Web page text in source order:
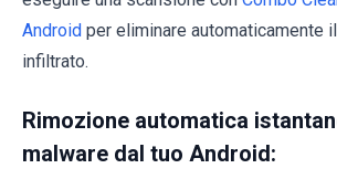
Android per eliminare automaticamente
infiltrato.
Rimozione automatica
malware dal tuo Android: